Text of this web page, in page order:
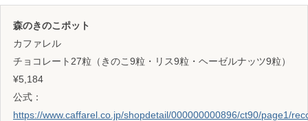
森のきのこポット
カファレル
チョコレート27粒（きのこ9粒・リス9粒・ヘーゼルナッツ9粒）
¥5,184
公式：
https://www.caffarel.co.jp/shopdetail/000000000896/ct90/page1/